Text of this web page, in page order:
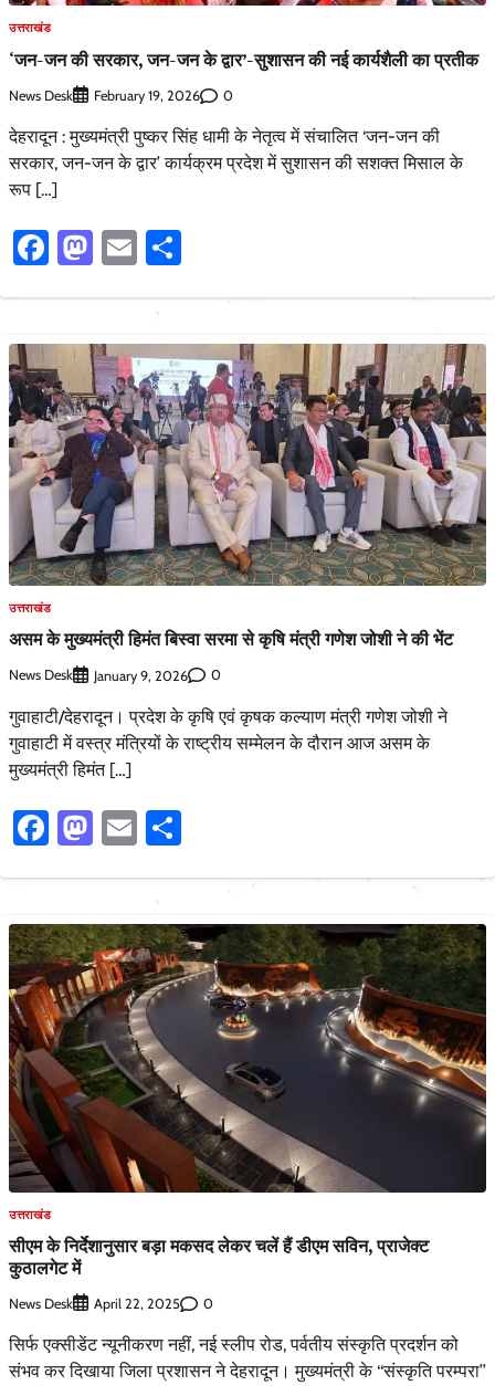
उत्तराखंड
‘जन-जन की सरकार, जन-जन के द्वार’-सुशासन की नई कार्यशैली का प्रतीक
News Desk February 19, 2026 0
देहरादून : मुख्यमंत्री पुष्कर सिंह धामी के नेतृत्व में संचालित ‘जन-जन की
सरकार, जन-जन के द्वार’ कार्यक्रम प्रदेश में सुशासन की सशक्त मिसाल के
रूप […]
Facebook
Mastodon
Email
उत्तराखंड
असम के मुख्यमंत्री हिमंत बिस्वा सरमा से कृषि मंत्री गणेश जोशी ने की भेंट
News Desk January 9, 2026 0
गुवाहाटी/देहरादून। प्रदेश के कृषि एवं कृषक कल्याण मंत्री गणेश जोशी ने
गुवाहाटी में वस्त्र मंत्रियों के राष्ट्रीय सम्मेलन के दौरान आज असम के
मुख्यमंत्री हिमंत […]
Facebook
Mastodon
Email
उत्तराखंड
सीएम के निर्देशानुसार बड़ा मकसद लेकर चलें हैं डीएम सविन, प्राजेक्ट
कुठालगेट में
News Desk April 22, 2025 0
सिर्फ एक्सीडेंट न्यूनीकरण नहीं, नई स्लीप रोड, पर्वतीय संस्कृति प्रदर्शन को
संभव कर दिखाया जिला प्रशासन ने देहरादून। मुख्यमंत्री के ‘‘संस्कृति परम्परा’’